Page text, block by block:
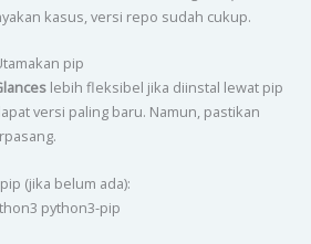
kasus, versi repo sudah cukup.
pip
lebih fleksibel jika diinstal lewat pip
versi paling baru. Namun, pastikan
(jika belum ada):
python3-pip